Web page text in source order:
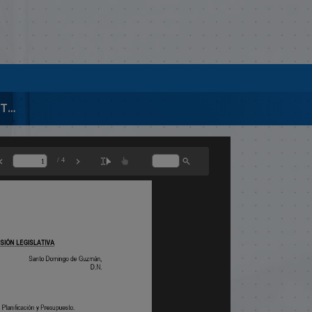
EXP.03415- PROY. INSTITUYE SISTEMA PRESUP. PARTICIPATIVO MUNICIPAL